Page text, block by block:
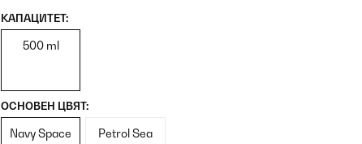
КАПАЦИТЕТ:
500 ml
ОСНОВЕН ЦВЯТ:
Navy Space Petrol Sea